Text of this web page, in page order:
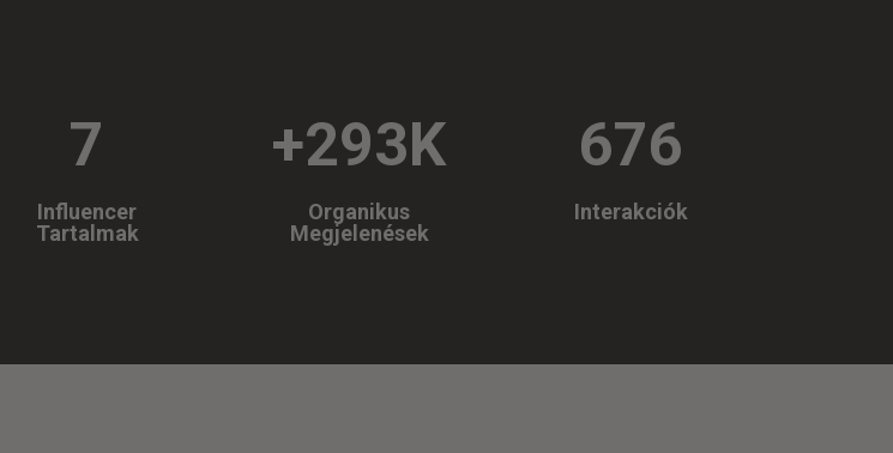
7
Influencer
Tartalmak
+293K
Organikus
Megjelenések
676
Interakciók